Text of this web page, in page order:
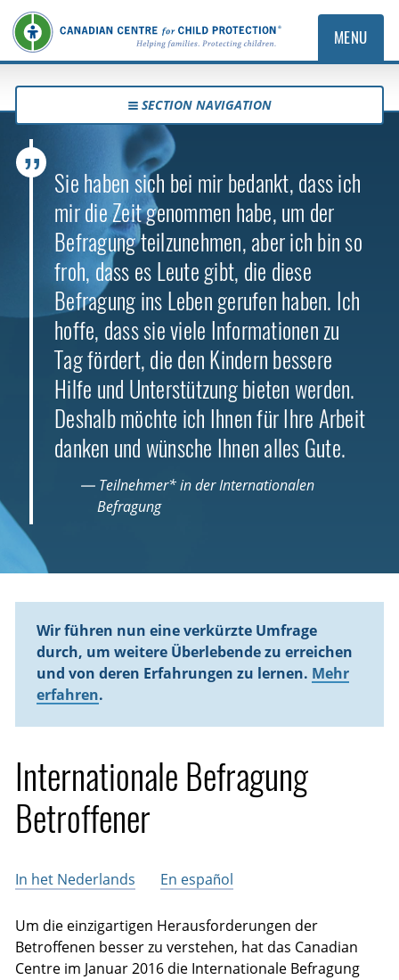
MENU
SECTION NAVIGATION
Sie haben sich bei mir bedankt, dass ich
mir die Zeit genommen habe, um der
Befragung teilzunehmen, aber ich bin so
froh, dass es Leute gibt, die diese
Befragung ins Leben gerufen haben. Ich
hoffe, dass sie viele Informationen zu
Tag fördert, die den Kindern bessere
Hilfe und Unterstützung bieten werden.
Deshalb möchte ich Ihnen für Ihre Arbeit
danken und wünsche Ihnen alles Gute.
— Teilnehmer* in der Internationalen
Befragung
Wir führen nun eine verkürzte Umfrage
durch, um weitere Überlebende zu erreichen
und von deren Erfahrungen zu lernen. Mehr
erfahren.
Internationale Befragung
Betroffener
In het Nederlands En español
Um die einzigartigen Herausforderungen der
Betroffenen besser zu verstehen, hat das Canadian
Centre im Januar 2016 die Internationale Befragung